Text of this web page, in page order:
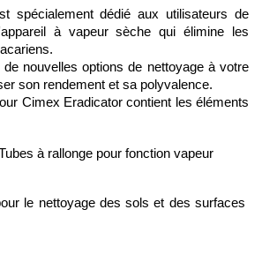
spécialement dédié aux utilisateurs de
à vapeur sèche qui élimine les
de nouvelles options de nettoyage à votre
son rendement et sa polyvalence.
Cimex Eradicator contient les éléments
à rallonge pour fonction vapeur
le nettoyage des sols et des surfaces